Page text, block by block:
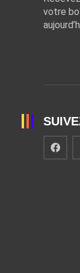
votre